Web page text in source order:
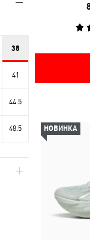
НОВИНКА
38
41
44.5
48.5